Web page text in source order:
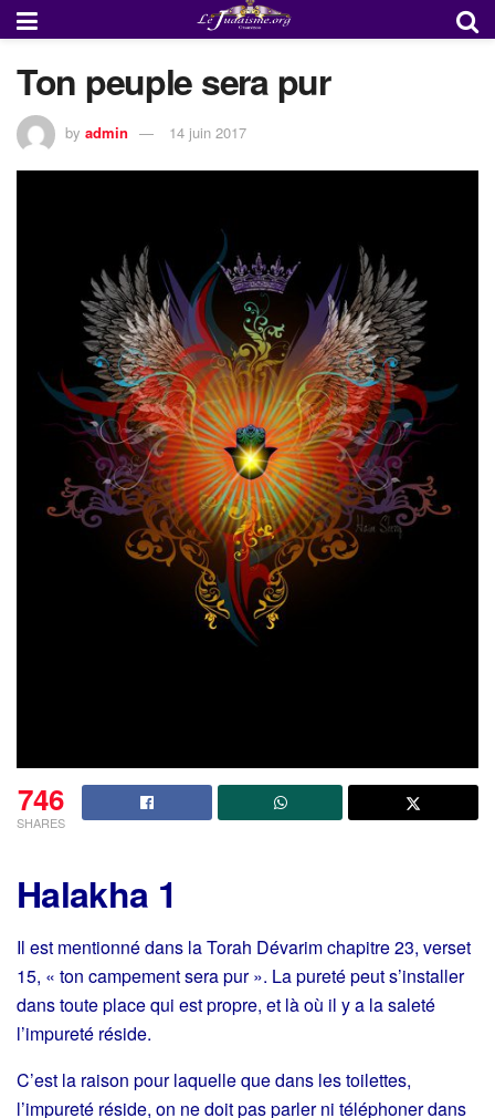
Ton peuple sera pur
by admin 14 juin 2017
746
SHARES
Halakha 1
Il est mentionné dans la Torah Dévarim chapitre 23, verset
15, « ton campement sera pur ». La pureté peut s’installer
dans toute place qui est propre, et là où il y a la saleté
l’impureté réside.
C’est la raison pour laquelle que dans les toilettes,
l’impureté réside, on ne doit pas parler ni téléphoner dans